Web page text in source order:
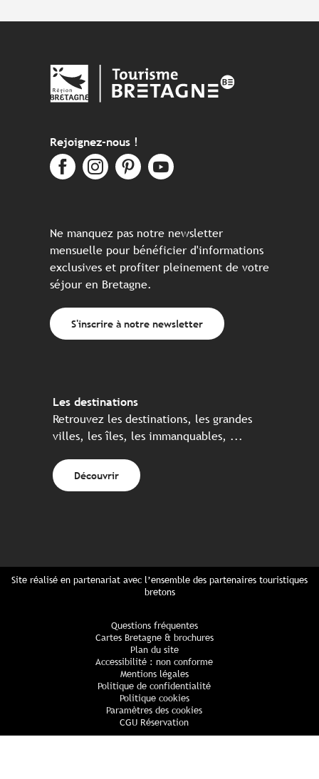
Rejoignez-nous !
Ne manquez pas notre newsletter
mensuelle pour bénéficier d'informations
exclusives et profiter pleinement de votre
séjour en Bretagne.
S'inscrire à notre newsletter
Les destinations
Retrouvez les destinations, les grandes
villes, les îles, les immanquables, ...
Découvrir
Site réalisé en partenariat avec l’ensemble des partenaires touristiques
bretons
Questions fréquentes
Cartes Bretagne & brochures
Plan du site
Accessibilité : non conforme
Mentions légales
Politique de confidentialité
Politique cookies
Paramètres des cookies
CGU Réservation